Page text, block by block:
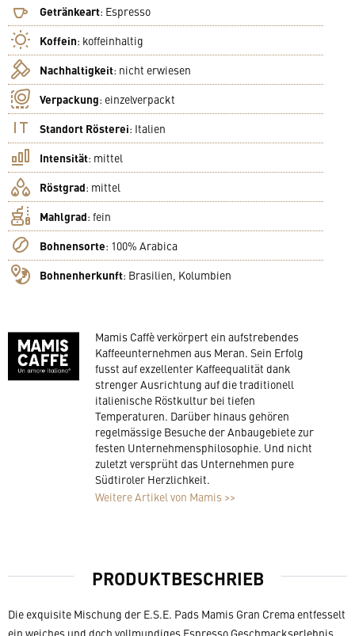
Getränkeart: Espresso
Koffein: koffeinhaltig
Nachhaltigkeit: nicht erwiesen
Verpackung: einzelverpackt
Standort Rösterei: Italien
Intensität: mittel
Röstgrad: mittel
Mahlgrad: fein
Bohnensorte: 100% Arabica
Bohnenherkunft: Brasilien, Kolumbien
Mamis Caffè verkörpert ein aufstrebendes
Kaffeeunternehmen aus Meran. Sein Erfolg
fusst auf exzellenter Kaffeequalität dank
strenger Ausrichtung auf die traditionell
italienische Röstkultur bei tiefen
Temperaturen. Darüber hinaus gehören
regelmässige Besuche der Anbaugebiete zur
festen Unternehmensphilosophie. Und nicht
zuletzt versprüht das Unternehmen pure
Südtiroler Herzlichkeit.
Weitere Artikel von Mamis >>
PRODUKTBESCHRIEB
Die exquisite Mischung der E.S.E. Pads Mamis Gran Crema entfesselt
ein weiches und doch vollmundiges Espresso Geschmackserlebnis.